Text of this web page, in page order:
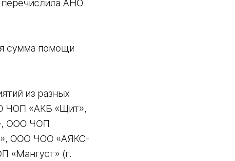
АНО
сумма помощи
из разных
ЧОП «АКБ «Щит»,
ООО ЧОП
ООО ЧОО «АЯКС-
«Мангуст» (г.